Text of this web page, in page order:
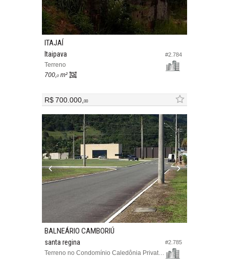
#2.784
ITAJAÍ
Itaipava
Terreno
700,0 m²
R$ 700.000,00
#2.785
BALNEÁRIO CAMBORIÚ
santa regina
Terreno no Condomínio Caledônia Private Village